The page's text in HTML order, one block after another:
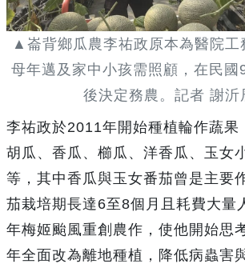
▲崙背鄉瓜農李祐政原本為醫院工
母年邁及家中小孩需照顧，在民國
後決定務農。記者 謝沂
李祐政於2011年開始種植輪作蔬果
胡瓜、香瓜、櫛瓜、洋香瓜、玉女
等，其中香瓜與玉女番茄曾是主要
茄栽培期長達6至8個月且耗費大量
年梅姬颱風重創農作，使他開始思
年全面改為離地種植，降低病蟲害